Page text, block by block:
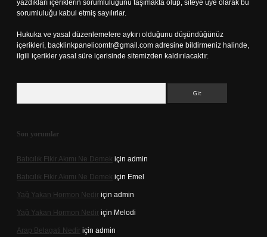
yazdıkları içeriklerin sorumluluğunu taşımakta olup, siteye üye olarak bu
sorumluluğu kabul etmiş sayılırlar.
Hukuka ve yasal düzenlemelere aykırı olduğunu düşündüğünüz
içerikleri, backlinkpanelicomtr@gmail.com adresine bildirmeniz halinde,
ilgili içerikler yasal süre içerisinde sitemizden kaldırılacaktır.
Son yorumlar
Batıcılık Fikir Akımı Ne Demek için admin
Batıcılık Fikir Akımı Ne Demek için Emel
Yağ Yakan Hormon Nedir için admin
Yağ Yakan Hormon Nedir için Melodi
Arap Belagati Nedir için admin